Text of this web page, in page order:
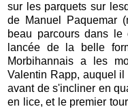
sur les parquets sur
de Manuel Paquemar
beau parcours dans
lancée de la belle
Morbihannais a les
Valentin Rapp, auquel
avant de s'incliner en
en lice, et le premier